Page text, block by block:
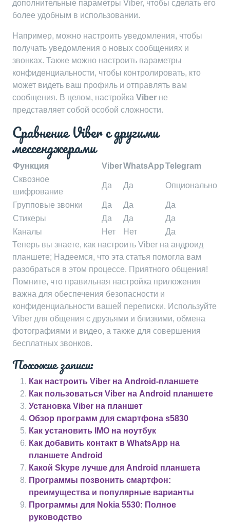
дополнительные параметры Viber, чтобы сделать его
более удобным в использовании.
Например, можно настроить уведомления, чтобы
получать уведомления о новых сообщениях и
звонках. Также можно настроить параметры
конфиденциальности, чтобы контролировать, кто
может видеть ваш профиль и отправлять вам
сообщения. В целом, настройка Viber не
представляет собой особой сложности.
Сравнение Viber с другими
мессенджерами
Функция ViberWhatsAppTelegram
Сквозное
шифрование
Да Да Опционально
Групповые звонки Да Да
Да
Стикеры
Да Да
Да
Каналы
Нет Нет
Да
Теперь вы знаете, как настроить Viber на андроид
планшете; Надеемся, что эта статья помогла вам
разобраться в этом процессе. Приятного общения!
Помните, что правильная настройка приложения
важна для обеспечения безопасности и
конфиденциальности вашей переписки. Используйте
Viber для общения с друзьями и близкими, обмена
фотографиями и видео, а также для совершения
бесплатных звонков.
Похожие записи:
Как настроить Viber на Android-планшете
Как пользоваться Viber на Android планшете
Установка Viber на планшет
Обзор программ для смартфона s5830
Как установить IMO на ноутбук
Как добавить контакт в WhatsApp на
планшете Android
Какой Skype лучше для Android планшета
Программы позвонить смартфон:
преимущества и популярные варианты
Программы для Nokia 5530: Полное
руководство